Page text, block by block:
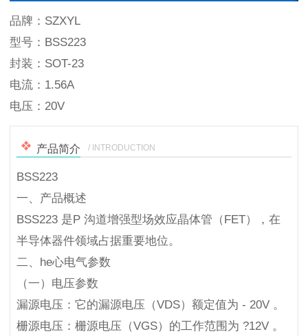
品牌：SZXYL
型号：BSS223
封装：SOT-23
电流：1.56A
电压：20V
产品简介 / INTRODUCTION
BSS223
一、产品概述
BSS223 是P 沟道增强型场效应晶体管（FET），在
半导体器件领域占据重要地位。
二、he心电气参数
（一）电压参数
漏源电压：它的漏源电压（VDS）额定值为 - 20V 。
栅源电压：栅源电压（VGS）的工作范围为 ?12V 。